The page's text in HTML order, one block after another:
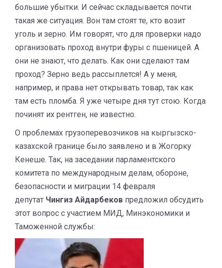
большие убытки. И сейчас складывается почти
такая же ситуация. Вон там стоят те, кто возит
уголь и зерно. Им говорят, что для проверки надо
организовать проход внутри фуры с пшеницей. А
они не знают, что делать. Как они сделают там
проход? Зерно ведь рассыплется! А у меня,
например, и права нет открывать товар, так как
там есть пломба. Я уже четыре дня тут стою. Когда
починят их рентген, не известно.
О проблемах грузоперевозчиков на кыргызско-
казахской границе было заявлено и в Жогорку
Кенеше. Так, на заседании парламентского
комитета по международным делам, обороне,
безопасности и миграции 14 февраля
депутат Чингиз Айдарбеков предложил обсудить
этот вопрос с участием МИД, Минэкономики и
Таможенной службы: